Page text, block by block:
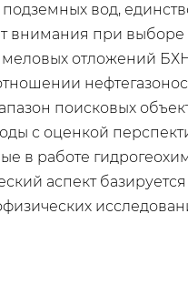
вод,
внимания при выборе
меловых отложений
поисковых
с оценкой
в работе
аспект